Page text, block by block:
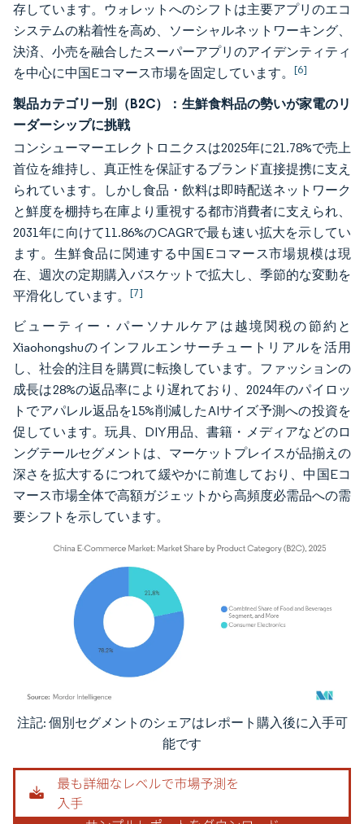
存しています。ウォレットへのシフトは主要アプリのエコ
システムの粘着性を高め、ソーシャルネットワーキング、
決済、小売を融合したスーパーアプリのアイデンティティ
を中心に中国Eコマース市場を固定しています。 [6]
製品カテゴリー別（B2C）：生鮮食料品の勢いが家電のリ
ーダーシップに挑戦
コンシューマーエレクトロニクスは2025年に21.78%で売上
首位を維持し、真正性を保証するブランド直接提携に支え
られています。しかし食品・飲料は即時配送ネットワーク
と鮮度を棚持ち在庫より重視する都市消費者に支えられ、
2031年に向けて11.86%のCAGRで最も速い拡大を示してい
ます。生鮮食品に関連する中国Eコマース市場規模は現
在、週次の定期購入バスケットで拡大し、季節的な変動を
平滑化しています。 [7]
ビューティー・パーソナルケアは越境関税の節約と
Xiaohongshuのインフルエンサーチュートリアルを活用
し、社会的注目を購買に転換しています。ファッションの
成長は28%の返品率により遅れており、2024年のパイロッ
トでアパレル返品を15%削減したAIサイズ予測への投資を
促しています。玩具、DIY用品、書籍・メディアなどのロ
ングテールセグメントは、マーケットプレイスが品揃えの
深さを拡大するにつれて緩やかに前進しており、中国Eコ
マース市場全体で高額ガジェットから高頻度必需品への需
要シフトを示しています。
画像 © Mordor Intelligence。再利用にはCC BY 4.0の表示が必要です。
注記: 個別セグメントのシェアはレポート購入後に入手可
能です